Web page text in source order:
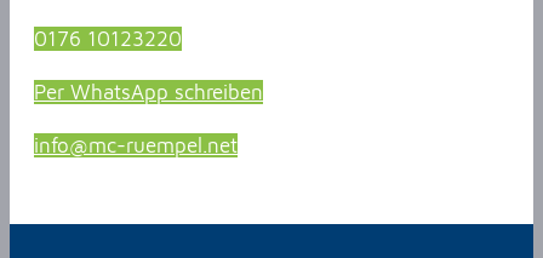
0176 10123220
Per WhatsApp schreiben
info@mc-ruempel.net